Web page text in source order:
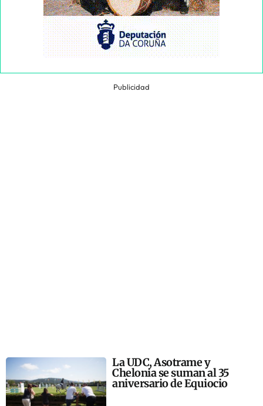
Publicidad
La UDC, Asotrame y
Chelonia se suman al 35
aniversario de Equiocio